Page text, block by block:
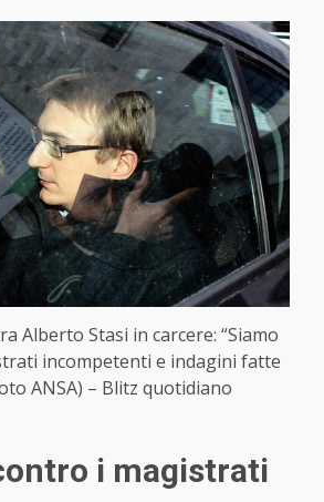
Alberto Stasi in carcere: “Siamo
incompetenti e indagini fatte
ANSA) – Blitz quotidiano
i magistrati